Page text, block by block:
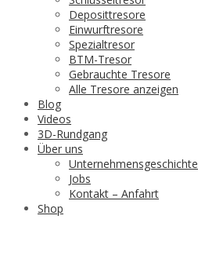
Deposittresore
Einwurftresore
Spezialtresor
BTM-Tresor
Gebrauchte Tresore
Alle Tresore anzeigen
Blog
Videos
3D-Rundgang
Über uns
Unternehmensgeschichte
Jobs
Kontakt – Anfahrt
Shop